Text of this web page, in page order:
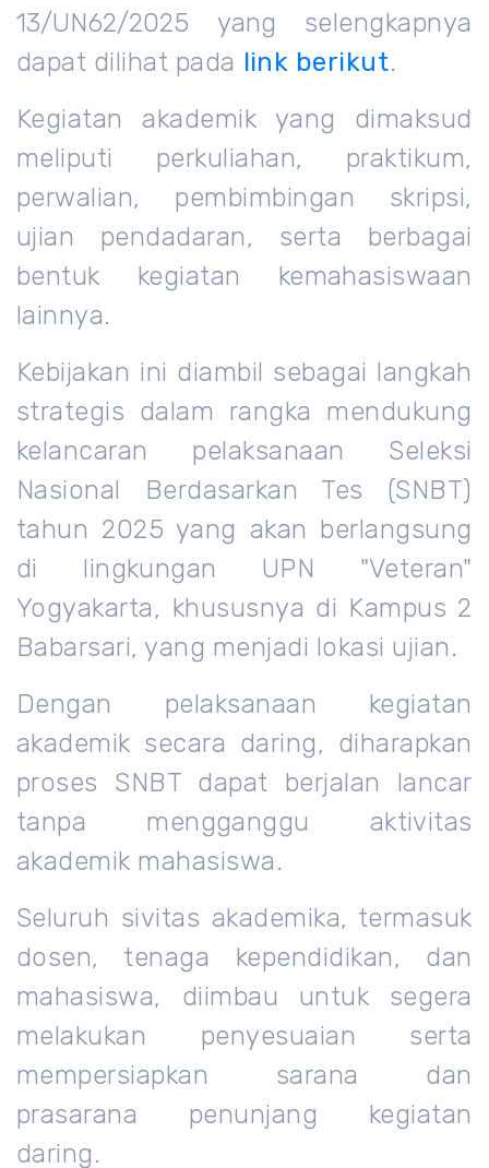
13/UN62/2025 yang selengkapnya
dapat dilihat pada link berikut.
Kegiatan akademik yang dimaksud
meliputi perkuliahan, praktikum,
perwalian, pembimbingan skripsi,
ujian pendadaran, serta berbagai
bentuk kegiatan kemahasiswaan
lainnya.
Kebijakan ini diambil sebagai langkah
strategis dalam rangka mendukung
kelancaran pelaksanaan Seleksi
Nasional Berdasarkan Tes (SNBT)
tahun 2025 yang akan berlangsung
di lingkungan UPN "Veteran"
Yogyakarta, khususnya di Kampus 2
Babarsari, yang menjadi lokasi ujian.
Dengan pelaksanaan kegiatan
akademik secara daring, diharapkan
proses SNBT dapat berjalan lancar
tanpa mengganggu aktivitas
akademik mahasiswa.
Seluruh sivitas akademika, termasuk
dosen, tenaga kependidikan, dan
mahasiswa, diimbau untuk segera
melakukan penyesuaian serta
mempersiapkan sarana dan
prasarana penunjang kegiatan
daring.